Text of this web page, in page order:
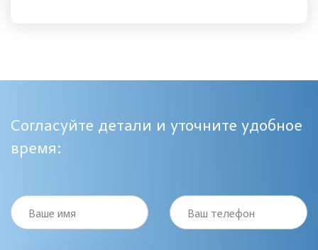
Согласуйте детали и уточните удобное
время:
Ваше имя Ваш телефон